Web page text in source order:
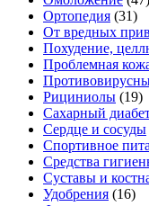
Ортопедия (31)
От вредных
Похудение,
Проблемная
Рициниолы (19)
Сахарный
Сердце и сосуды
Спортивное
Средства
Суставы и
Удобрения (16)